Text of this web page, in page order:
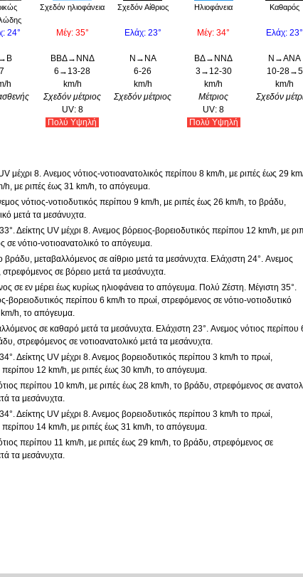
Σχεδόν ηλιοφάνεια Σχεδόν Αίθριος Ηλιοφάνεια Καθαρός
24° Μέγ: 35° Ελάχ: 23° Μέγ: 34° Ελάχ: 23°
7
h
ΒΒΔ→ΝΝΔ
6→13-28
km/h
Σχεδόν μέτριος
Ν→ΝΑ
6-26
km/h
Σχεδόν μέτριος
ΒΔ→ΝΝΔ
3→12-30
km/h
Μέτριος
Ν→ΑΝΑ
10-28→5
km/h
Σχεδόν
UV: 8
Πολύ Yψηλή
UV: 8
Πολύ Yψηλή
μέχρι 8. Aνεμος νότιος-νοτιοανατολικός περίπου 8 km/h, με ριπές έως 29
h, με ριπές έως 31 km/h, το απόγευμα.
νότιος-νοτιοδυτικός περίπου 9 km/h, με ριπές έως 26 km/h, το βράδυ,
μετά τα μεσάνυχτα.
Δείκτης UV μέχρι 8. Aνεμος βόρειος-βορειοδυτικός περίπου 12 km/h, με
νότιο-νοτιοανατολικό το απόγευμα.
μεταβαλλόμενος σε αίθριο μετά τα μεσάνυχτα. Ελάχιστη 24°. Aνεμος
σε βόρειο μετά τα μεσάνυχτα.
σε εν μέρει έως κυρίως ηλιοφάνεια το απόγευμα. Πολύ Ζέστη. Μέγιστη 35°.
βορειοδυτικός περίπου 6 km/h το πρωί, στρεφόμενος σε νότιο-νοτιοδυτικό
h, το απόγευμα.
σε καθαρό μετά τα μεσάνυχτα. Ελάχιστη 23°. Aνεμος νότιος περίπου
στρεφόμενος σε νοτιοανατολικό μετά τα μεσάνυχτα.
Δείκτης UV μέχρι 8. Ανεμος βορειοδυτικός περίπου 3 km/h το πρωί,
περίπου 12 km/h, με ριπές έως 30 km/h, το απόγευμα.
περίπου 10 km/h, με ριπές έως 28 km/h, το βράδυ, στρεφόμενος σε
τα μεσάνυχτα.
Δείκτης UV μέχρι 8. Ανεμος βορειοδυτικός περίπου 3 km/h το πρωί,
περίπου 14 km/h, με ριπές έως 31 km/h, το απόγευμα.
περίπου 11 km/h, με ριπές έως 29 km/h, το βράδυ, στρεφόμενος σε
τα μεσάνυχτα.